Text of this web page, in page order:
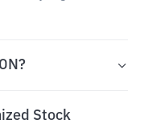
Stock